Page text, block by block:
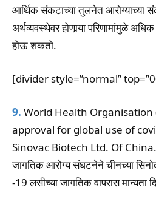
आर्थिक संकटाच्या तुलनेत आरोग्याच्या
अर्थव्यवस्थेवर होणार्‍या परिणामांमुळे
होऊ शकतो.
[divider style=”normal”
9. World Health Organisation
approval for global use of
Sinovac Biotech Ltd. Of China.
जागतिक आरोग्य संघटनेने चीनच्या
-19 लसीच्या जागतिक वापरास मान्यता